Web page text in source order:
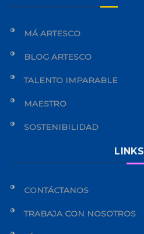
MÁ ARTESCO
BLOG ARTESCO
TALENTO IMPARABLE
MAESTRO
SOSTENIBILIDAD
LINKS
CONTÁCTANOS
TRABAJA CON NOSOTROS